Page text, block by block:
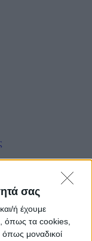
σας
ή έχουμε
όπως τα cookies,
μοναδικοί
All Rights
Ελλάδα” που …
[Βίντεο & Φωτο]
που …